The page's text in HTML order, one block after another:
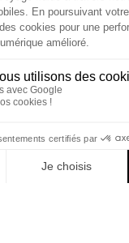
AM
Am vous propose des
3 roues (On Road) ou